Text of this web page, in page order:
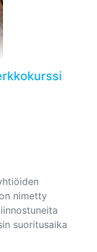
nimetty
suoritusaika